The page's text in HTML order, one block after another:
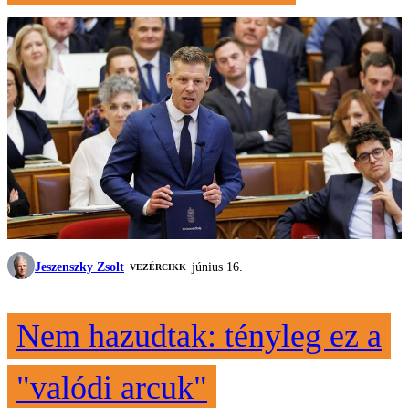
Jeszenszky Zsolt VEZÉRCIKK június 16.
Nem hazudtak: tényleg ez a
"valódi arcuk"